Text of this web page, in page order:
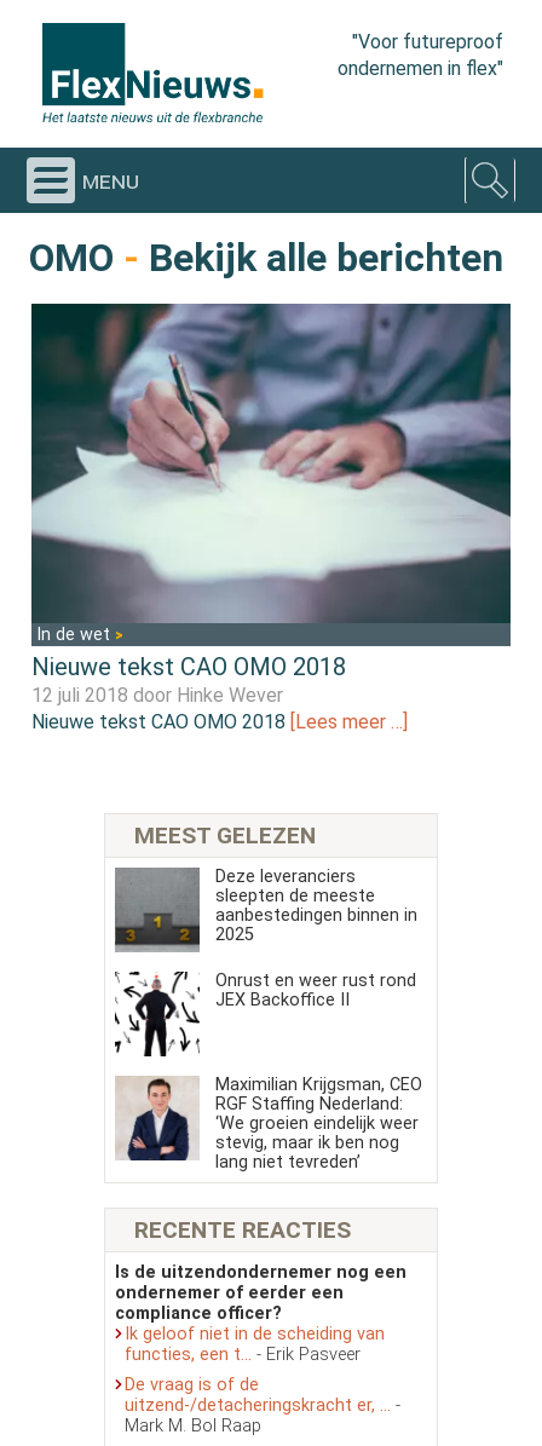
"Voor futureproof
ondernemen in flex"
menu
OMO - Bekijk alle berichten
In de wet
Nieuwe tekst CAO OMO 2018
12 juli 2018 door Hinke Wever
Nieuwe tekst CAO OMO 2018 [Lees meer …]
MEEST GELEZEN
Deze leveranciers
sleepten de meeste
aanbestedingen binnen in
2025
Onrust en weer rust rond
JEX Backoffice II
Maximilian Krijgsman, CEO
RGF Staffing Nederland:
‘We groeien eindelijk weer
stevig, maar ik ben nog
lang niet tevreden’
RECENTE REACTIES
Is de uitzendondernemer nog een
ondernemer of eerder een
compliance officer?
Ik geloof niet in de scheiding van
functies, een t... - Erik Pasveer
De vraag is of de
uitzend-/detacheringskracht er, ... -
Mark M. Bol Raap